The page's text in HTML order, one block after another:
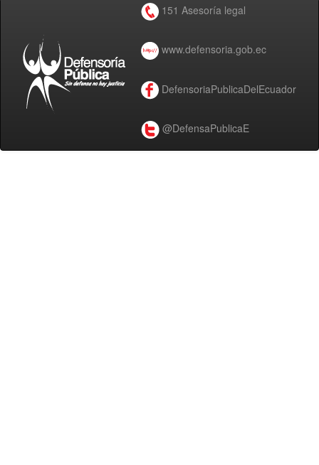
151 Asesoría legal
www.defensoria.gob.ec
DefensoriaPublicaDelEcuador
@DefensaPublicaE